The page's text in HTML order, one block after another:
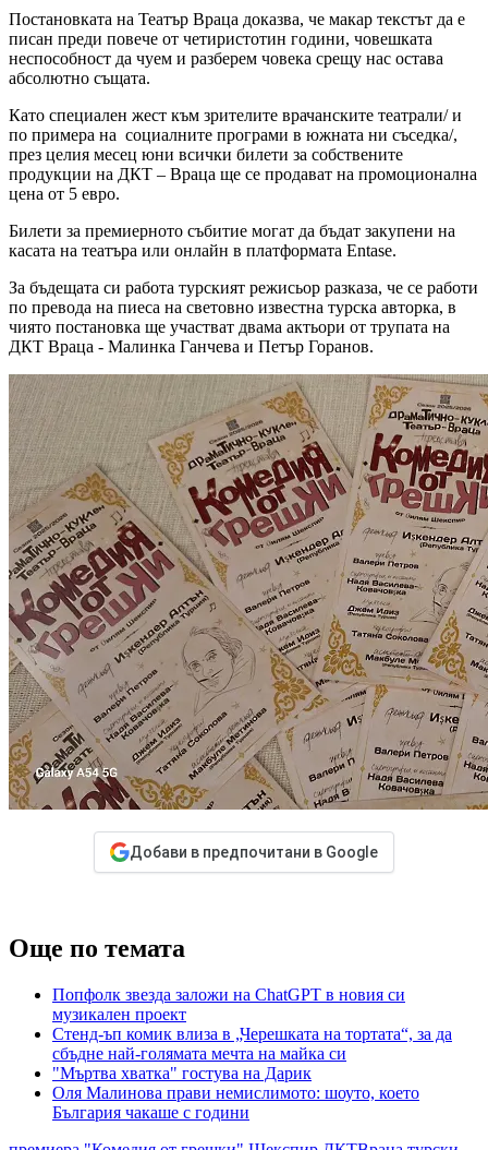
Постановката на Театър Враца доказва, че макар текстът да е
писан преди повече от четиристотин години, човешката
неспособност да чуем и разберем човека срещу нас остава
абсолютно същата.
Като специален жест към зрителите врачанските театрали/ и
по примера на социалните програми в южната ни съседка/,
през целия месец юни всички билети за собствените
продукции на ДКТ – Враца ще се продават на промоционална
цена от 5 евро.
Билети за премиерното събитие могат да бъдат закупени на
касата на театъра или онлайн в платформата ⁠Entase.
За бъдещата си работа турският режисьор разказа, че се работи
по превода на пиеса на световно известна турска авторка, в
чиято постановка ще участват двама актьори от трупата на
ДКТ Враца - Малинка Ганчева и Петър Горанов.
Добави в предпочитани в Google
Още по темата
Попфолк звезда заложи на ChatGPT в новия си
музикален проект
Стенд-ъп комик влиза в „Черешката на тортата“, за да
сбъдне най-голямата мечта на майка си
"Мъртва хватка" гостува на Дарик
Оля Малинова прави немислимото: шоуто, което
България чакаше с години